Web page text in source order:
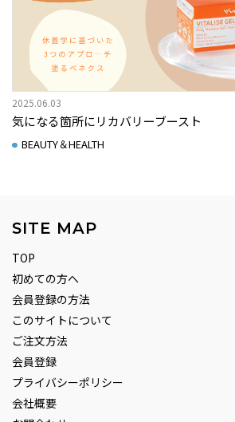
2025.06.03
気になる箇所にリカバリーブースト
BEAUTY＆HEALTH
SITE MAP
TOP
初めての方へ
会員登録の方法
このサイトについて
ご注文方法
会員登録
プライバシーポリシー
会社概要